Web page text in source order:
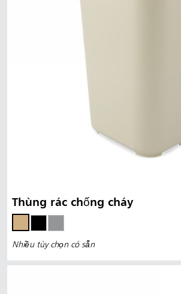
Thùng rác chống cháy
Nhiều tùy chọn có sẵn